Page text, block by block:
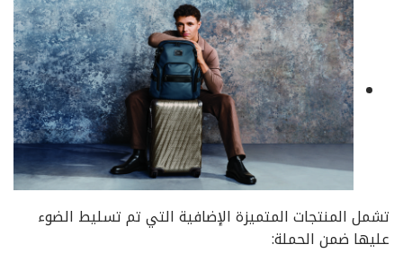
تشمل المنتجات المتميزة الإضافية التي تم تسليط الضوء
عليها ضمن الحملة: